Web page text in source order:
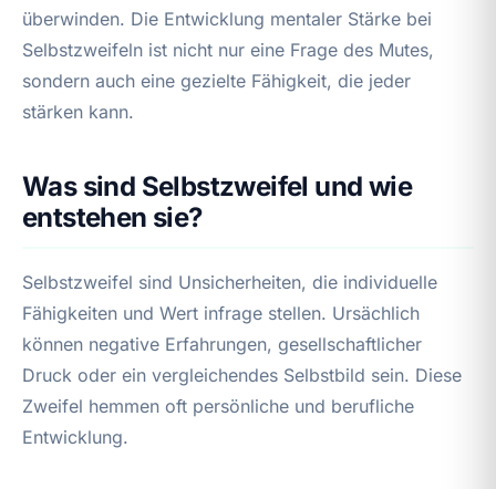
überwinden. Die Entwicklung mentaler Stärke bei
Selbstzweifeln ist nicht nur eine Frage des Mutes,
sondern auch eine gezielte Fähigkeit, die jeder
stärken kann.
Was sind Selbstzweifel und wie
entstehen sie?
Selbstzweifel sind Unsicherheiten, die individuelle
Fähigkeiten und Wert infrage stellen. Ursächlich
können negative Erfahrungen, gesellschaftlicher
Druck oder ein vergleichendes Selbstbild sein. Diese
Zweifel hemmen oft persönliche und berufliche
Entwicklung.